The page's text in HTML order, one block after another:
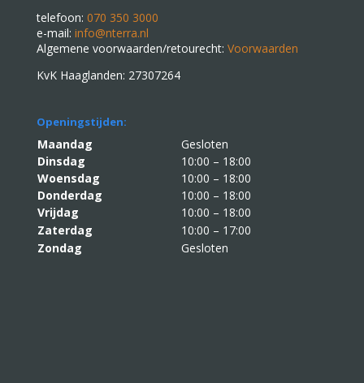
telefoon: 070 350 3000
e-mail: info@nterra.nl
Algemene voorwaarden/retourecht: Voorwaarden
KvK Haaglanden: 27307264
Openingstijden:
Maandag
Gesloten
Dinsdag
10:00 – 18:00
Woensdag
10:00 – 18:00
Donderdag
10:00 – 18:00
Vrijdag
10:00 – 18:00
Zaterdag
10:00 – 17:00
Zondag
Gesloten